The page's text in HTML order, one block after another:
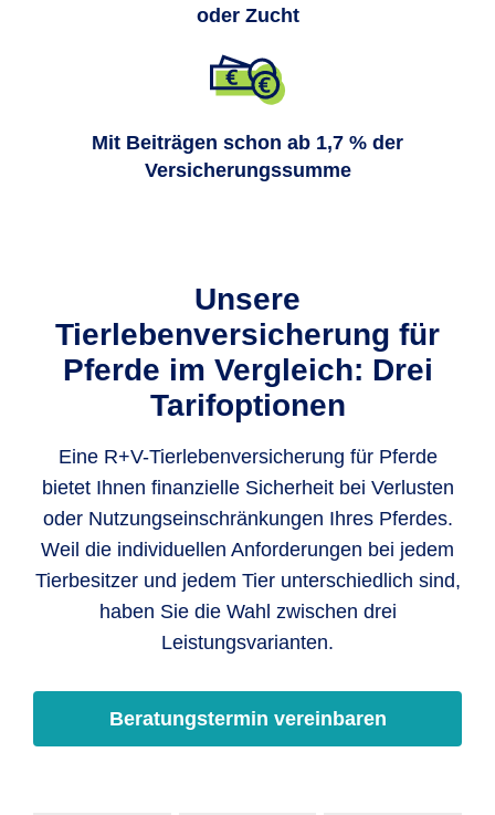
oder Zucht
Mit Beiträgen schon ab 1,7 % der
Versicherungssumme
Unsere
Tierlebenversicherung für
Pferde im Vergleich: Drei
Tarifoptionen
Eine R+V-Tierlebenversicherung für Pferde
bietet Ihnen finanzielle Sicherheit bei Verlusten
oder Nutzungseinschränkungen Ihres Pferdes.
Weil die individuellen Anforderungen bei jedem
Tierbesitzer und jedem Tier unterschiedlich sind,
haben Sie die Wahl zwischen drei
Leistungsvarianten.
Beratungstermin vereinbaren